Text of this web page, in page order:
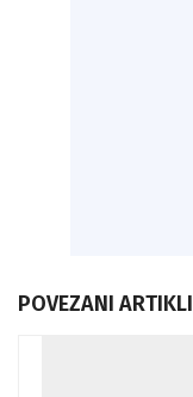
POVEZANI ARTIKLI